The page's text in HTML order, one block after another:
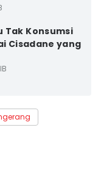
Tak Konsumsi
Cisadane yang